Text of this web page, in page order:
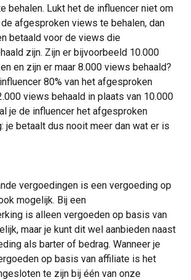
behalen. Lukt het de influencer niet om
afgesproken views te behalen, dan
betaald voor de views die
zijn. Zijn er bijvoorbeeld 10.000
en zijn er maar 8.000 views behaald?
80% van het afgesproken
views behaald in plaats van 10.000
je de influencer het afgesproken
je betaalt dus nooit meer dan wat er is
vergoedingen is een vergoeding op
mogelijk. Bij een
is alleen vergoeden op basis van
maar je kunt dit wel aanbieden naast
als barter of bedrag. Wanneer je
op basis van affiliate is het
te zijn bij één van onze